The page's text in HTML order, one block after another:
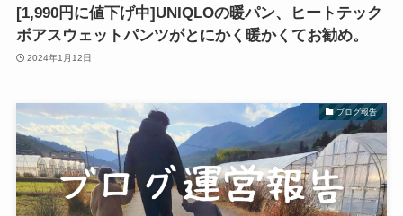
[1,990円に値下げ中]UNIQLOの暖パン、ヒートテック
ボアスウェットパンツがとにかく暖かくてお勧め。
2024年1月12日
ブログ報告